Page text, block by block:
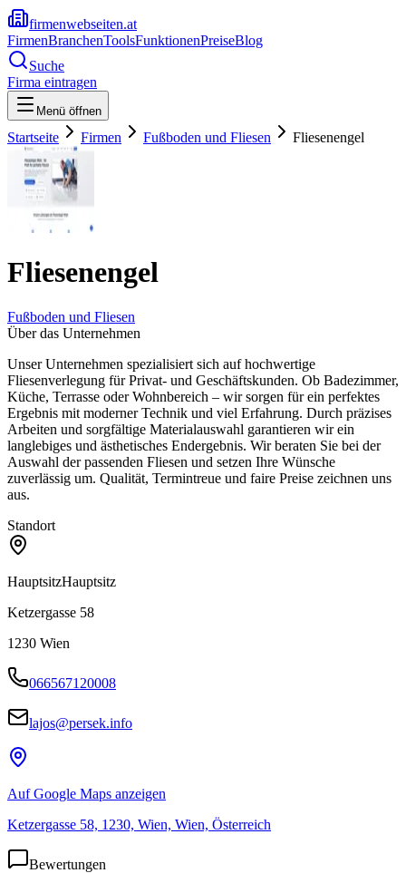
firmenwebseiten.at
FirmenBranchenToolsFunktionenPreiseBlog
Suche
Firma eintragen
Menü öffnen
Startseite Firmen Fußboden und Fliesen Fliesenengel
Fliesenengel
Fußboden und Fliesen
Über das Unternehmen
Unser Unternehmen spezialisiert sich auf hochwertige
Fliesenverlegung für Privat- und Geschäftskunden. Ob Badezimmer,
Küche, Terrasse oder Wohnbereich – wir sorgen für ein perfektes
Ergebnis mit moderner Technik und viel Erfahrung. Durch präzises
Arbeiten und sorgfältige Materialauswahl garantieren wir ein
langlebiges und ästhetisches Endergebnis. Wir beraten Sie bei der
Auswahl der passenden Fliesen und setzen Ihre Wünsche
zuverlässig um. Qualität, Termintreue und faire Preise zeichnen uns
aus.
Standort
HauptsitzHauptsitz
Ketzergasse 58
1230 Wien
066567120008
lajos@persek.info
Auf Google Maps anzeigen
Ketzergasse 58, 1230, Wien, Wien, Österreich
Bewertungen